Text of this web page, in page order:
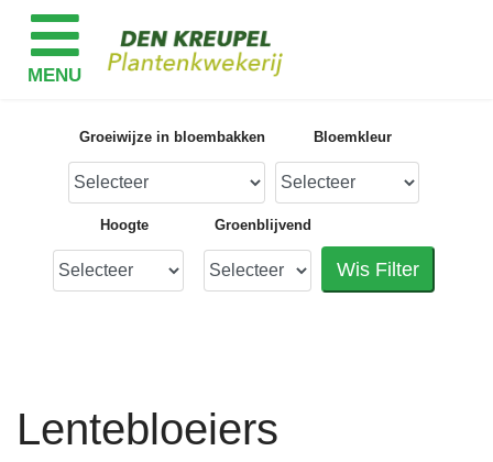
Groeiwijze in bloembakken Bloemkleur
Hoogte Groenblijvend
Wis Filter
Lentebloeiers